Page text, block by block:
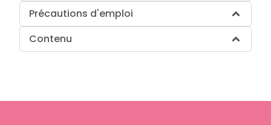
Précautions d'emploi
Contenu